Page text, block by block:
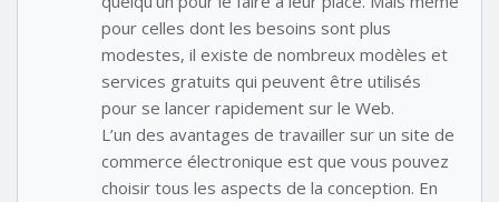
pour celles dont les besoins sont plus
modestes, il existe de nombreux modèles et
services gratuits qui peuvent être utilisés
pour se lancer rapidement sur le Web.
L’un des avantages de travailler sur un site de
commerce électronique est que vous pouvez
choisir tous les aspects de la conception. En